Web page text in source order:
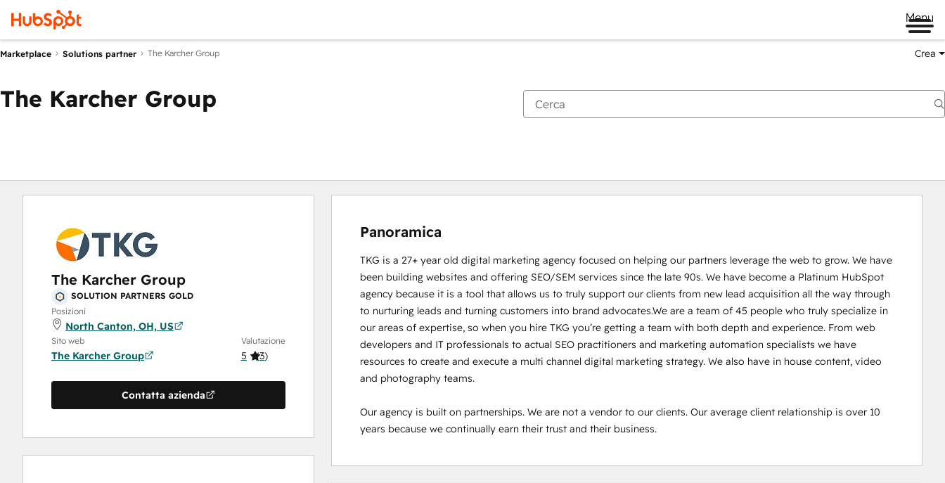
Menu
Marketplace Solutions partner The Karcher Group Crea
The Karcher Group
The Karcher Group
SOLUTION PARTNERS GOLD
Posizioni
North Canton, OH, US
Sito web
The Karcher Group
Valutazione
5 (3)
Contatta azienda
Panoramica
TKG is a 27+ year old digital marketing agency focused on helping our partners leverage the web to grow. We have
been building websites and offering SEO/SEM services since the late 90s. We have become a Platinum HubSpot
agency because it is a tool that allows us to truly support our clients from new lead acquisition all the way through
to nurturing leads and turning customers into brand advocates.We are a team of 45 people who truly specialize in
our areas of expertise, so when you hire TKG you’re getting a team with both depth and experience. From web
developers and IT professionals to actual SEO practitioners and marketing automation specialists we have
resources to create and execute a multi channel digital marketing strategy. We also have in house content, video
and photography teams.
Our agency is built on partnerships. We are not a vendor to our clients. Our average client relationship is over 10
years because we continually earn their trust and their business.